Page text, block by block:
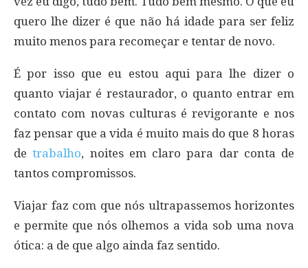
quero lhe dizer é que não há idade para ser feliz
muito menos para recomeçar e tentar de novo.
É por isso que eu estou aqui para lhe dizer o
quanto viajar é restaurador, o quanto entrar em
contato com novas culturas é revigorante e nos
faz pensar que a vida é muito mais do que 8 horas
detrabalho, noites em claro para dar conta de
tantos compromissos.
Viajar faz com que nós ultrapassemos horizontes
e permite que nós olhemos a vida sob uma nova
ótica: a de que algo ainda faz sentido.